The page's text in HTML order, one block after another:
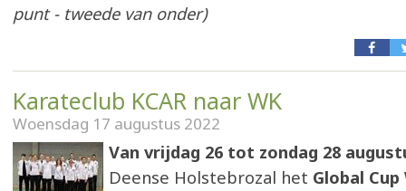
punt - tweede van onder)
Karateclub KCAR naar WK
Woensdag 17 augustus 2022
Van vrijdag 26 tot zondag 28
Deense Holstebrozal het Global